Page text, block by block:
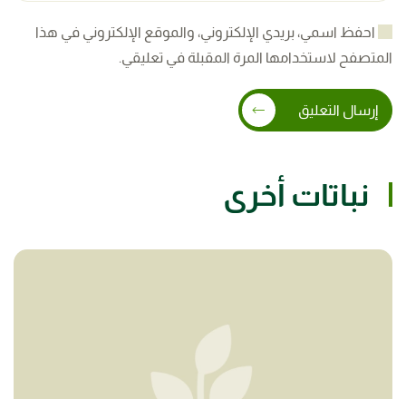
احفظ اسمي، بريدي الإلكتروني، والموقع الإلكتروني في هذا
المتصفح لاستخدامها المرة المقبلة في تعليقي.
إرسال التعليق
نباتات أخرى